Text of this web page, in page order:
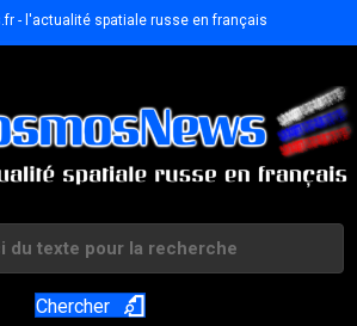
- l'actualité spatiale russe en français
Chercher